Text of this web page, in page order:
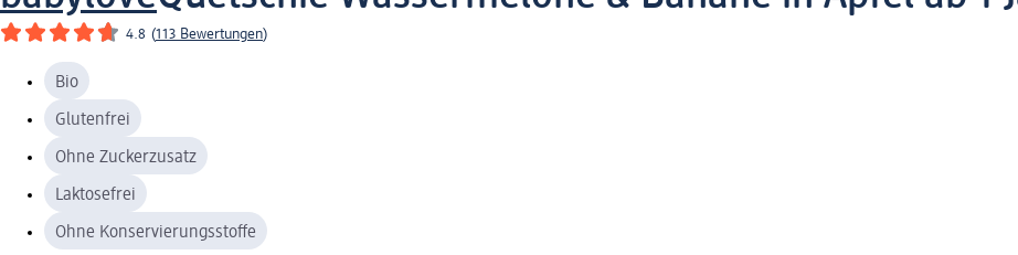
4.8 (113 Bewertungen)
Bio
Glutenfrei
Ohne Zuckerzusatz
Laktosefrei
Ohne Konservierungsstoffe